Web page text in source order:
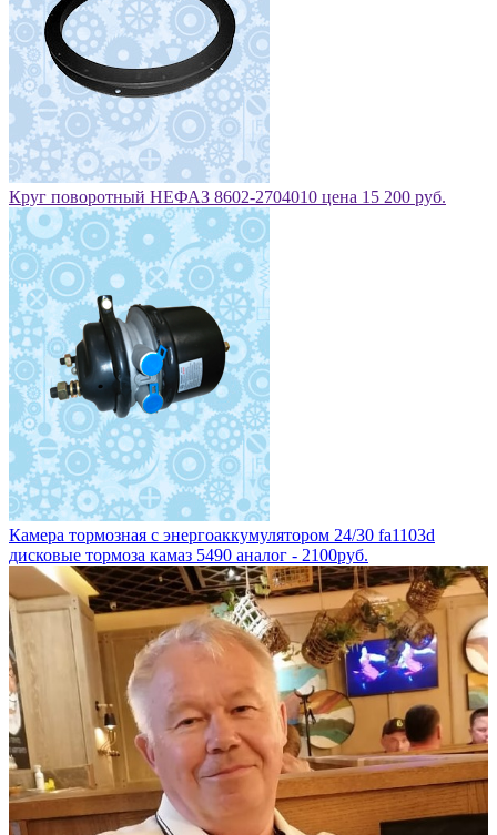
Круг поворотный НЕФАЗ 8602-2704010 цена 15 200 руб.
Камера тормозная с энергоаккумулятором 24/30 fa1103d
дисковые тормоза камаз 5490 аналог - 2100руб.